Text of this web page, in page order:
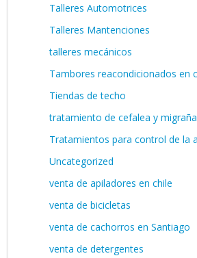
Talleres Automotrices
Talleres Mantenciones
talleres mecánicos
Tambores reacondicionados en
Tiendas de techo
tratamiento de cefalea y migraña
Tratamientos para control de la
Uncategorized
venta de apiladores en chile
venta de bicicletas
venta de cachorros en Santiago
venta de detergentes